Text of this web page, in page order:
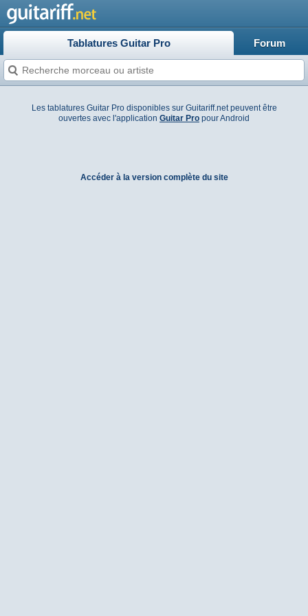
Tablatures Guitar Pro Forum
Les tablatures Guitar Pro disponibles sur Guitariff.net peuvent être
ouvertes avec l'application Guitar Pro pour Android
Accéder à la version complète du site